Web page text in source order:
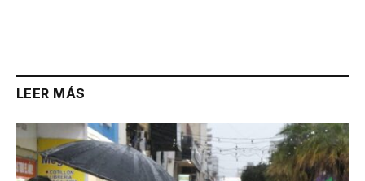
LEER MÁS